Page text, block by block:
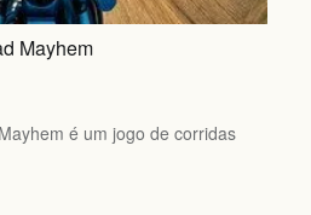
Mayhem
é um jogo de corridas